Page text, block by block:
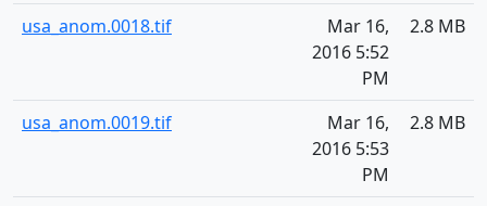
usa_anom.0018.tif
Mar 16,
2016 5:52
PM
2.8 MB
usa_anom.0019.tif
Mar 16,
2016 5:53
PM
2.8 MB